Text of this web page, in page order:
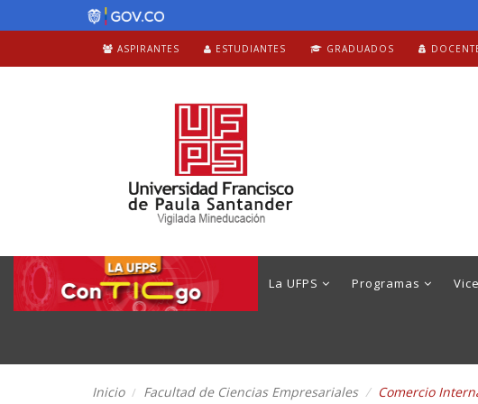
ASPIRANTES ESTUDIANTES GRADUADOS
La UFPS Programas
Inicio Facultad de Ciencias Empresariales Comercio